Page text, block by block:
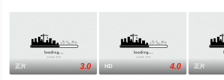
正片 3.0 HD 4.0 正片